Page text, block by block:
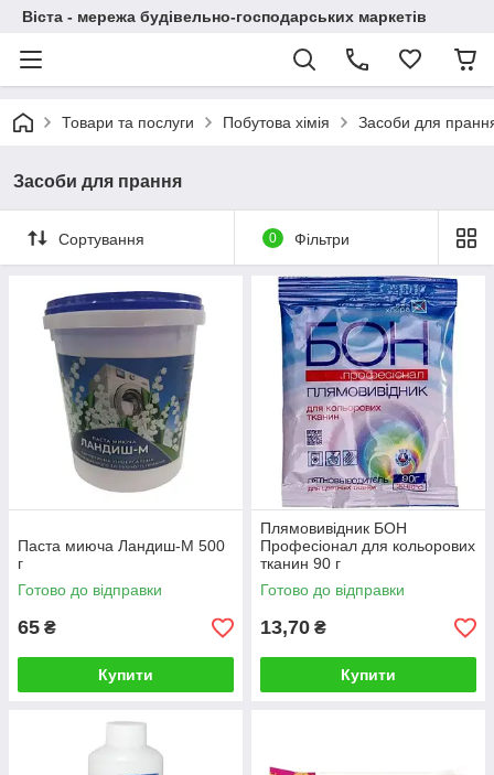
Віста - мережа будівельно-господарських маркетів
Товари та послуги Побутова хімія Засоби для
Засоби для прання
Сортування 0 Фільтри
Паста миюча Ландиш-М 500
г
Готово до відправки
65 ₴
Купити
Плямовивідник БОН
Професіонал для кольорових
тканин 90 г
Готово до відправки
13,70 ₴
Купити